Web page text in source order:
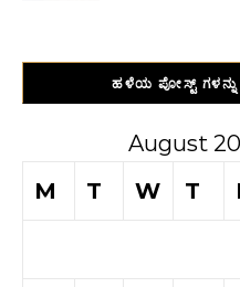
ಹಳೆಯ ಪೋಸ್ಟ್ ಗಳನ್ನು
August
M
T W T